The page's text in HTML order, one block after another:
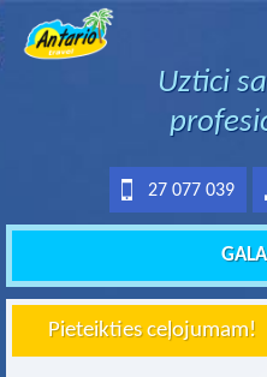
Uztici
27 077 039
Pieteikties ceļojumam!